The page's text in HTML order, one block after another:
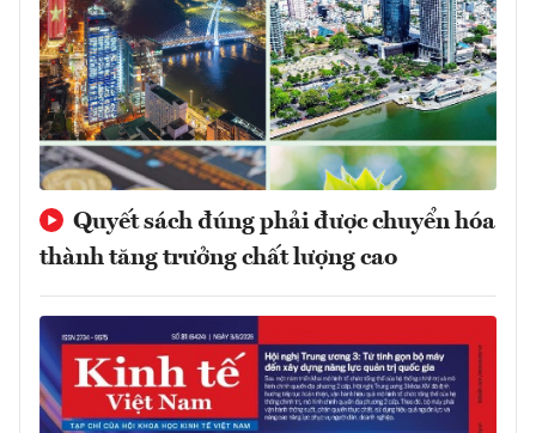
Quyết sách đúng phải được chuyển hóa
thành tăng trưởng chất lượng cao